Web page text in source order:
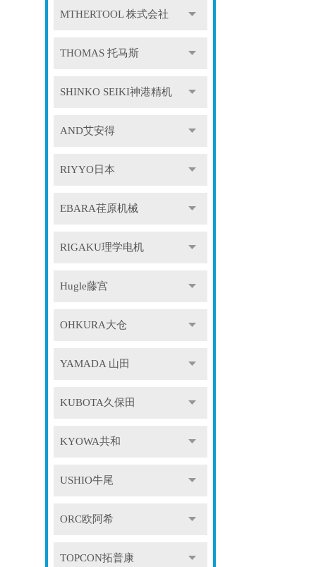
MTHERTOOL 株式会社
THOMAS 托马斯
SHINKO SEIKI神港精机
AND艾安得
RIYYO日本
EBARA荏原机械
RIGAKU理学电机
Hugle藤宫
OHKURA大仓
YAMADA 山田
KUBOTA久保田
KYOWA共和
USHIO牛尾
ORC欧阿希
TOPCON拓普康